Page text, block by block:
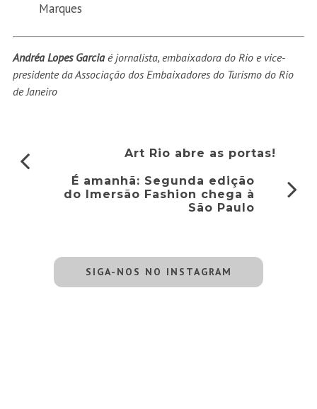
Marques
Andréa Lopes Garciaé jornalista, embaixadora do Rio e vice-
presidente da Associação dos Embaixadores do Turismo do Rio
de Janeiro
Art Rio abre as portas!
É amanhã: Segunda edição
do Imersão Fashion chega à
São Paulo
SIGA-NOS NO INSTAGRAM